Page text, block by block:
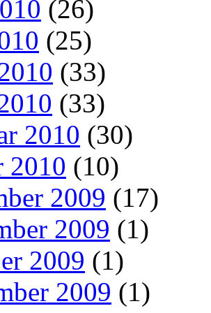
(26)
(25)
(33)
(33)
2010 (30)
2010 (10)
2009 (17)
2009 (1)
2009 (1)
2009 (1)